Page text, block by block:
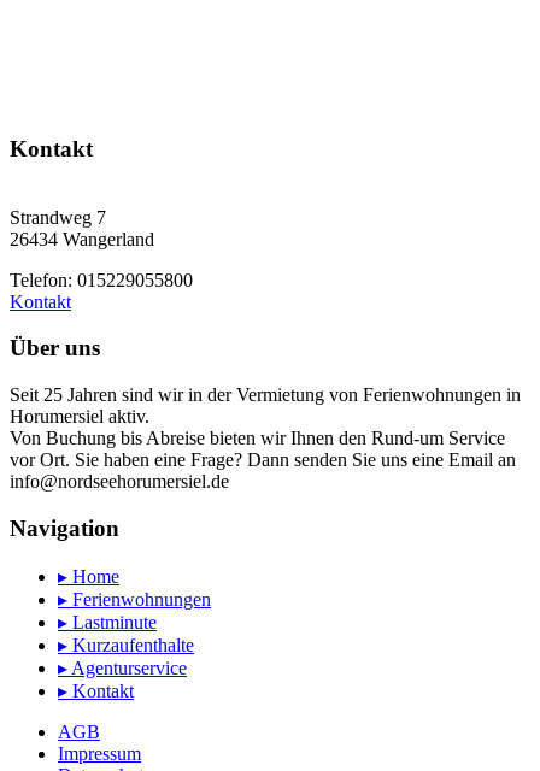
Kontakt
Strandweg 7
26434 Wangerland
Telefon: 015229055800
Kontakt
Über uns
Seit 25 Jahren sind wir in der Vermietung von Ferienwohnungen in
Horumersiel aktiv.
Von Buchung bis Abreise bieten wir Ihnen den Rund-um Service
vor Ort. Sie haben eine Frage? Dann senden Sie uns eine Email an
info@nordseehorumersiel.de
Navigation
▸ Home
▸ Ferienwohnungen
▸ Lastminute
▸ Kurzaufenthalte
▸ Agenturservice
▸ Kontakt
AGB
Impressum